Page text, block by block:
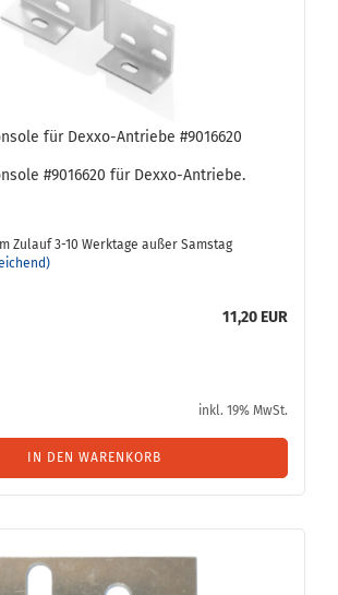
für Dexxo-​​An­trie­be #9016620
#9016620 für Dexxo-​Antriebe.
Zulauf 3-10 Werktage außer Samstag
11,20 EUR
inkl. 19% MwSt.
IN DEN WARENKORB